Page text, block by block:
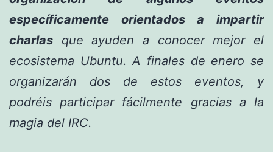
específicamente orientados a impartir
charlas que ayuden a conocer mejor el
ecosistema Ubuntu. A finales de enero se
organizarán dos de estos eventos, y
podréis participar fácilmente gracias a la
magia del IRC.